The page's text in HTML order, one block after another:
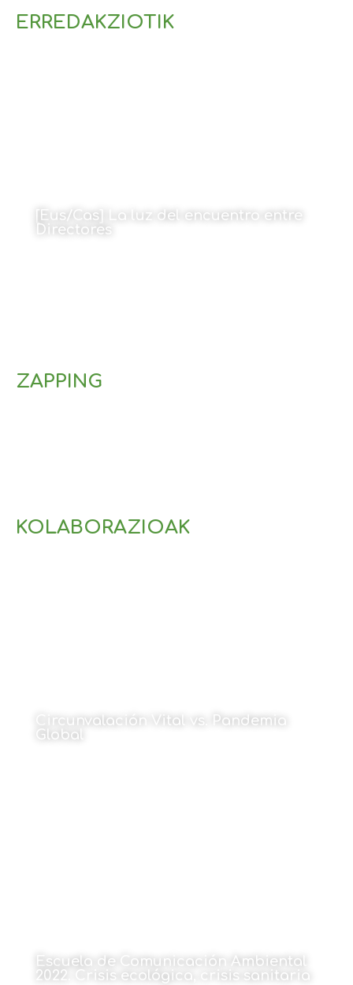
ERREDAKZIOTIK
[Eus/Cas] La luz del encuentro entre
Directores
ZAPPING
KOLABORAZIOAK
Circunvalación Vital vs. Pandemia
Global
Escuela de Comunicación Ambiental
2022. Crisis ecológica, crisis sanitaria